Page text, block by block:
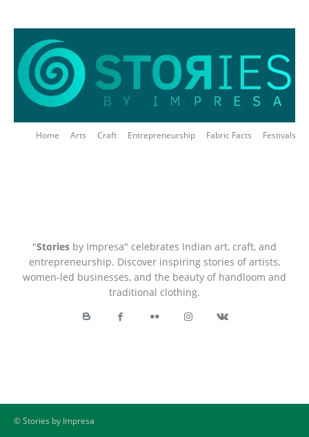
Home Arts Craft Entrepreneurship Fabric Facts Festivals
"Stories by Impresa" celebrates Indian art, craft, and
entrepreneurship. Discover inspiring stories of artists,
women-led businesses, and the beauty of handloom and
traditional clothing.
©Stories by Impresa